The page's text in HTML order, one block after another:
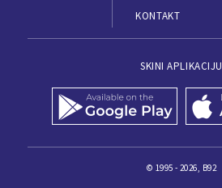
KONTAKT
SKINI APLIKACIJU
© 1995 - 2026, B92